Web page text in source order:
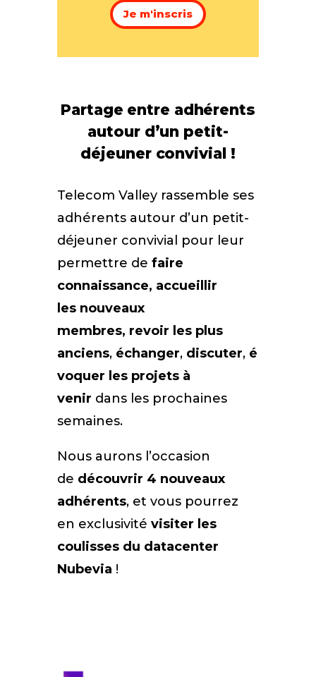
Je m'inscris
Partage entre adhérents
autour d’un petit-
déjeuner convivial !
Telecom Valley rassemble ses
adhérents autour d’un petit-
déjeuner convivial pour leur
permettre de faire
connaissance, accueillir
les nouveaux
membres, revoir les plus
anciens, échanger, discuter, é
voquer les projets à
venir dans les prochaines
semaines.
Nous aurons l’occasion
de découvrir 4 nouveaux
adhérents, et vous pourrez
en exclusivité visiter les
coulisses du datacenter
Nubevia !